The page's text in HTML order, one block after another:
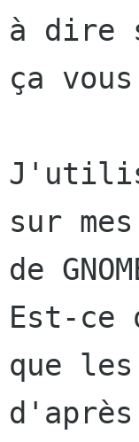
à dire
ça
sur
Est-ce
que les